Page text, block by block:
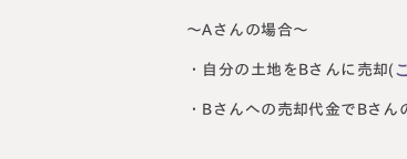
～Aさんの場合～
・自分の土地をBさんに売却(
・Bさんへの売却代金でBさん